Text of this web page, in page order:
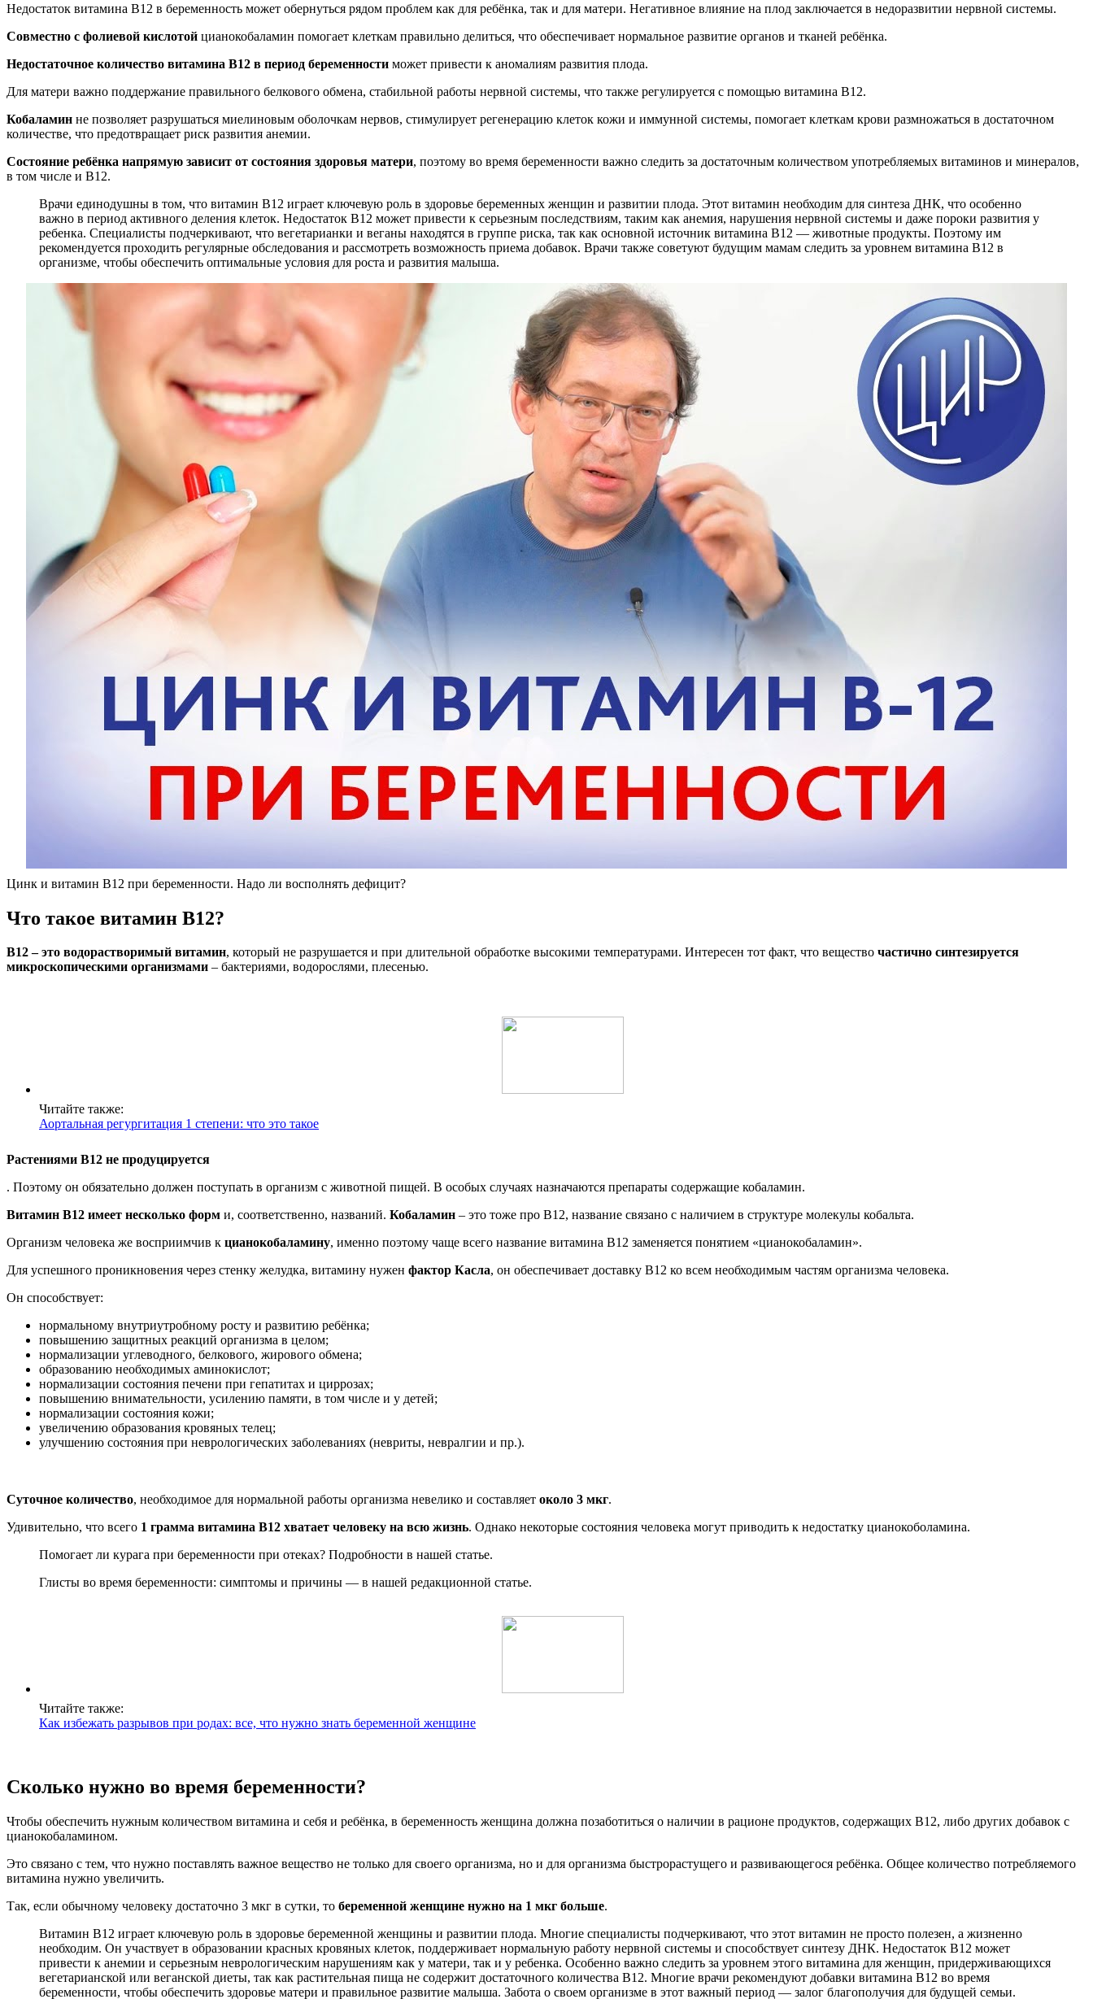
Недостаток витамина B12 в беременность может обернуться рядом проблем как для ребёнка, так и для матери. Негативное влияние на плод заключается в недоразвитии нервной системы.
Совместно с фолиевой кислотой цианокобаламин помогает клеткам правильно делиться, что обеспечивает нормальное развитие органов и тканей ребёнка.
Недостаточное количество витамина B12 в период беременности может привести к аномалиям развития плода.
Для матери важно поддержание правильного белкового обмена, стабильной работы нервной системы, что также регулируется с помощью витамина B12.
Кобаламин не позволяет разрушаться миелиновым оболочкам нервов, стимулирует регенерацию клеток кожи и иммунной системы, помогает клеткам крови размножаться в достаточном
количестве, что предотвращает риск развития анемии.
Состояние ребёнка напрямую зависит от состояния здоровья матери, поэтому во время беременности важно следить за достаточным количеством употребляемых витаминов и минералов,
в том числе и B12.
Врачи единодушны в том, что витамин В12 играет ключевую роль в здоровье беременных женщин и развитии плода. Этот витамин необходим для синтеза ДНК, что особенно
важно в период активного деления клеток. Недостаток В12 может привести к серьезным последствиям, таким как анемия, нарушения нервной системы и даже пороки развития у
ребенка. Специалисты подчеркивают, что вегетарианки и веганы находятся в группе риска, так как основной источник витамина В12 — животные продукты. Поэтому им
рекомендуется проходить регулярные обследования и рассмотреть возможность приема добавок. Врачи также советуют будущим мамам следить за уровнем витамина В12 в
организме, чтобы обеспечить оптимальные условия для роста и развития малыша.
Цинк и витамин В12 при беременности. Надо ли восполнять дефицит?
Что такое витамин B12?
B12 – это водорастворимый витамин, который не разрушается и при длительной обработке высокими температурами. Интересен тот факт, что вещество частично синтезируется
микроскопическими организмами – бактериями, водорослями, плесенью.
Читайте также:
Аортальная регургитация 1 степени: что это такое
Растениями B12 не продуцируется
. Поэтому он обязательно должен поступать в организм с животной пищей. В особых случаях назначаются препараты содержащие кобаламин.
Витамин B12 имеет несколько форм и, соответственно, названий. Кобаламин – это тоже про B12, название связано с наличием в структуре молекулы кобальта.
Организм человека же восприимчив к цианокобаламину, именно поэтому чаще всего название витамина B12 заменяется понятием «цианокобаламин».
Для успешного проникновения через стенку желудка, витамину нужен фактор Касла, он обеспечивает доставку B12 ко всем необходимым частям организма человека.
Он способствует:
нормальному внутриутробному росту и развитию ребёнка;
повышению защитных реакций организма в целом;
нормализации углеводного, белкового, жирового обмена;
образованию необходимых аминокислот;
нормализации состояния печени при гепатитах и циррозах;
повышению внимательности, усилению памяти, в том числе и у детей;
нормализации состояния кожи;
увеличению образования кровяных телец;
улучшению состояния при неврологических заболеваниях (невриты, невралгии и пр.).
Суточное количество, необходимое для нормальной работы организма невелико и составляет около 3 мкг.
Удивительно, что всего 1 грамма витамина B12 хватает человеку на всю жизнь. Однако некоторые состояния человека могут приводить к недостатку цианокоболамина.
Помогает ли курага при беременности при отеках? Подробности в нашей статье.
Глисты во время беременности: симптомы и причины — в нашей редакционной статье.
Читайте также:
Как избежать разрывов при родах: все, что нужно знать беременной женщине
Сколько нужно во время беременности?
Чтобы обеспечить нужным количеством витамина и себя и ребёнка, в беременность женщина должна позаботиться о наличии в рационе продуктов, содержащих B12, либо других добавок с
цианокобаламином.
Это связано с тем, что нужно поставлять важное вещество не только для своего организма, но и для организма быстрорастущего и развивающегося ребёнка. Общее количество потребляемого
витамина нужно увеличить.
Так, если обычному человеку достаточно 3 мкг в сутки, то беременной женщине нужно на 1 мкг больше.
Витамин В12 играет ключевую роль в здоровье беременной женщины и развитии плода. Многие специалисты подчеркивают, что этот витамин не просто полезен, а жизненно
необходим. Он участвует в образовании красных кровяных клеток, поддерживает нормальную работу нервной системы и способствует синтезу ДНК. Недостаток В12 может
привести к анемии и серьезным неврологическим нарушениям как у матери, так и у ребенка. Особенно важно следить за уровнем этого витамина для женщин, придерживающихся
вегетарианской или веганской диеты, так как растительная пища не содержит достаточного количества В12. Многие врачи рекомендуют добавки витамина В12 во время
беременности, чтобы обеспечить здоровье матери и правильное развитие малыша. Забота о своем организме в этот важный период — залог благополучия для будущей семьи.